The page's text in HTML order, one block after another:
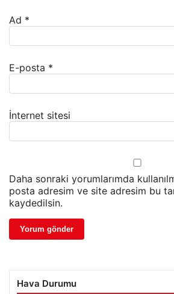
Ad *
E-posta *
İnternet sitesi
Daha sonraki yorumlarımda
posta adresim ve site adresim bu
kaydedilsin.
Hava Durumu